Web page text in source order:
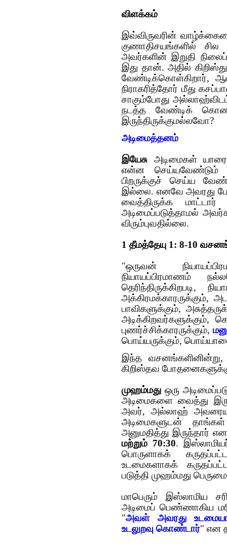
விளக்கம்
இவ்விருவ‌ரின்
குணாதிச‌ய‌ங்க‌ளில்
அவ‌ர்க‌ளின் இறுதி
இது தான். அதில்
வேண்டிக்கொள்கிறார்,
நிராக‌ரித்தோர் மீது
சாகும்போது
ந‌ட‌த்த‌ வேண்டிக்
இருந்திருக்கும‌ல்ல‌வோ?
அடிமைத்தனம்
இயேசுஅடிமைகள்
என்ன செய்யவேண்டும்
பிறருக்குச் செய்ய
இல்லை. எனவே அவரது
வைத்திருக்க
அடிமைப்படுத்தாமல்
விரும்புவதில்லை.
1 தீமத்தேயு 1: 8-10
"ஒருவன்
நியாயப்பிரமாணம்
தெரிந்திருக்கிறபடி,
அக்கிரமக்காரருக்கும்,
பாவிகளுக்கும்,
அடிக்கிறவர்களுக்கும்,
புணர்ச்சிக்காரருக்கும்,
பொய்யருக்கும்,
இந்த வசனங்களினின்று,
கிறிஸ்தவ
முஹம்மது ஒரு
அடிமைக‌ளை வைத்து
அவர், அல்லாஹ்
அடிமைக‌ளுட‌ன் தாங்கள்
அனும‌தித்து இருந்தார்
ம‌ற்றும் 70:30.
பொருளாக‌க்
உட‌மைக‌ளாக‌க்
ப‌டுத்தி முஹம்மது
மாபெரும் இஸ்லாமிய
அடிமைப் பெண்ணாகிய
"அவள் அவரது
உடலுறவு கொண்டார்" என